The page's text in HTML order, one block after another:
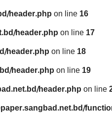
header.php on line 16
header.php on line 17
header.php on line 18
header.php on line 19
header.php on line